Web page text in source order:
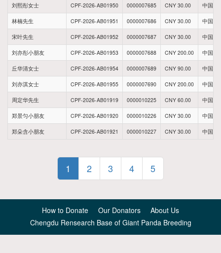
刘熙彤女士 CPF-2026-AB01950 0000007685 CNY 30.00 中国陕
林楠先生 CPF-2026-AB01951 0000007686 CNY 30.00 中国山
宋叶先生 CPF-2026-AB01952 0000007687 CNY 30.00 中国新
刘亦彤小朋友 CPF-2026-AB01953 0000007688 CNY 200.00 中国福
丘华清女士 CPF-2026-AB01954 0000007689 CNY 90.00 中国福
刘亦淇女士 CPF-2026-AB01955 0000007690 CNY 200.00 中国福
周定华先生 CPF-2026-AB01919 0000010225 CNY 60.00 中国江
郑景匀小朋友 CPF-2026-AB01920 0000010226 CNY 30.00 中国四
郑朵含小朋友 CPF-2026-AB01921 0000010227 CNY 30.00 中国四
1 2 3 4 5
How to Donate Our Donators
About Us
Chengdu Rensearch Base of Giant Panda Breeding